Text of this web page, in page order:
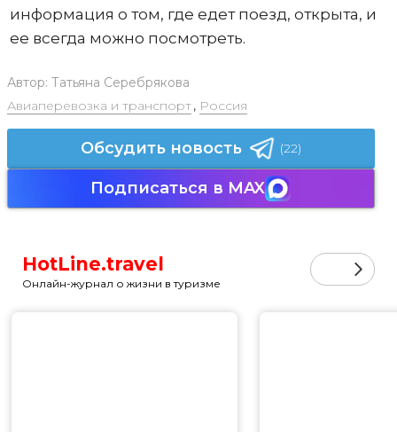
информация о том, где едет поезд, открыта, и
ее всегда можно посмотреть.
Автор: Татьяна Серебрякова
Авиаперевозка и транспорт, Россия
Обсудить новость (22)
Подписаться в MAX
HotLine.travel
Онлайн-журнал о жизни в туризме